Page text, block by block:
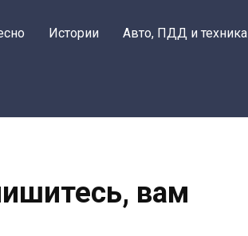
Истории Авто, ПДД и техника
вам